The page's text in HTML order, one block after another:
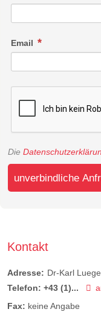
Email
Die
unverbindliche
Kontakt
Adresse: Dr-Karl
Telefon: +43 (1)...
Fax: keine Angabe